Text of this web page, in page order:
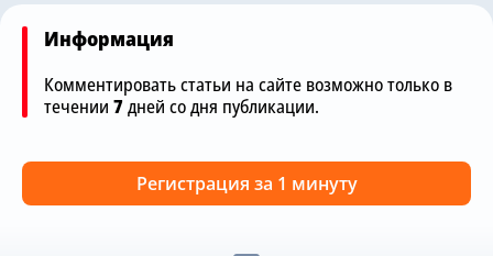
Информация
Комментировать статьи на сайте возможно только в
течении 7дней со дня публикации.
Регистрация за 1 минуту